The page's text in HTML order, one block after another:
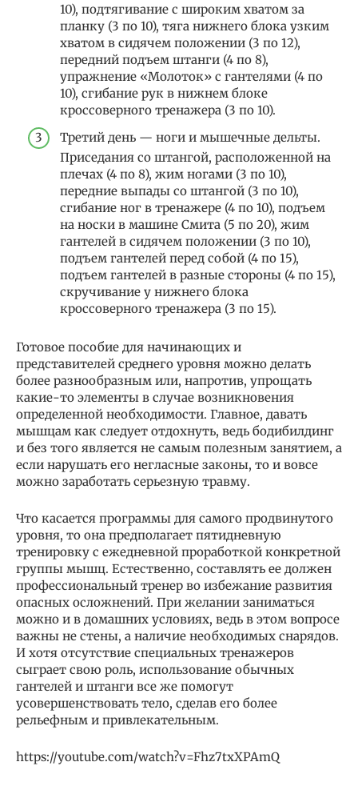
10), подтягивание с широким хватом за
планку (3 по 10), тяга нижнего блока узким
хватом в сидячем положении (3 по 12),
передний подъем штанги (4 по 8),
упражнение «Молоток» с гантелями (4 по
10), сгибание рук в нижнем блоке
кроссоверного тренажера (3 по 10).
Третий день — ноги и мышечные дельты.
Приседания со штангой, расположенной на
плечах (4 по 8), жим ногами (3 по 10),
передние выпады со штангой (3 по 10),
сгибание ног в тренажере (4 по 10), подъем
на носки в машине Смита (5 по 20), жим
гантелей в сидячем положении (3 по 10),
подъем гантелей перед собой (4 по 15),
подъем гантелей в разные стороны (4 по 15),
скручивание у нижнего блока
кроссоверного тренажера (3 по 15).
Готовое пособие для начинающих и
представителей среднего уровня можно делать
более разнообразным или, напротив, упрощать
какие-то элементы в случае возникновения
определенной необходимости. Главное, давать
мышцам как следует отдохнуть, ведь бодибилдинг
и без того является не самым полезным занятием, а
если нарушать его негласные законы, то и вовсе
можно заработать серьезную травму.
Что касается программы для самого продвинутого
уровня, то она предполагает пятидневную
тренировку с ежедневной проработкой конкретной
группы мышц. Естественно, составлять ее должен
профессиональный тренер во избежание развития
опасных осложнений. При желании заниматься
можно и в домашних условиях, ведь в этом вопросе
важны не стены, а наличие необходимых снарядов.
И хотя отсутствие специальных тренажеров
сыграет свою роль, использование обычных
гантелей и штанги все же помогут
усовершенствовать тело, сделав его более
рельефным и привлекательным.
https://youtube.com/watch?v=Fhz7txXPAmQ